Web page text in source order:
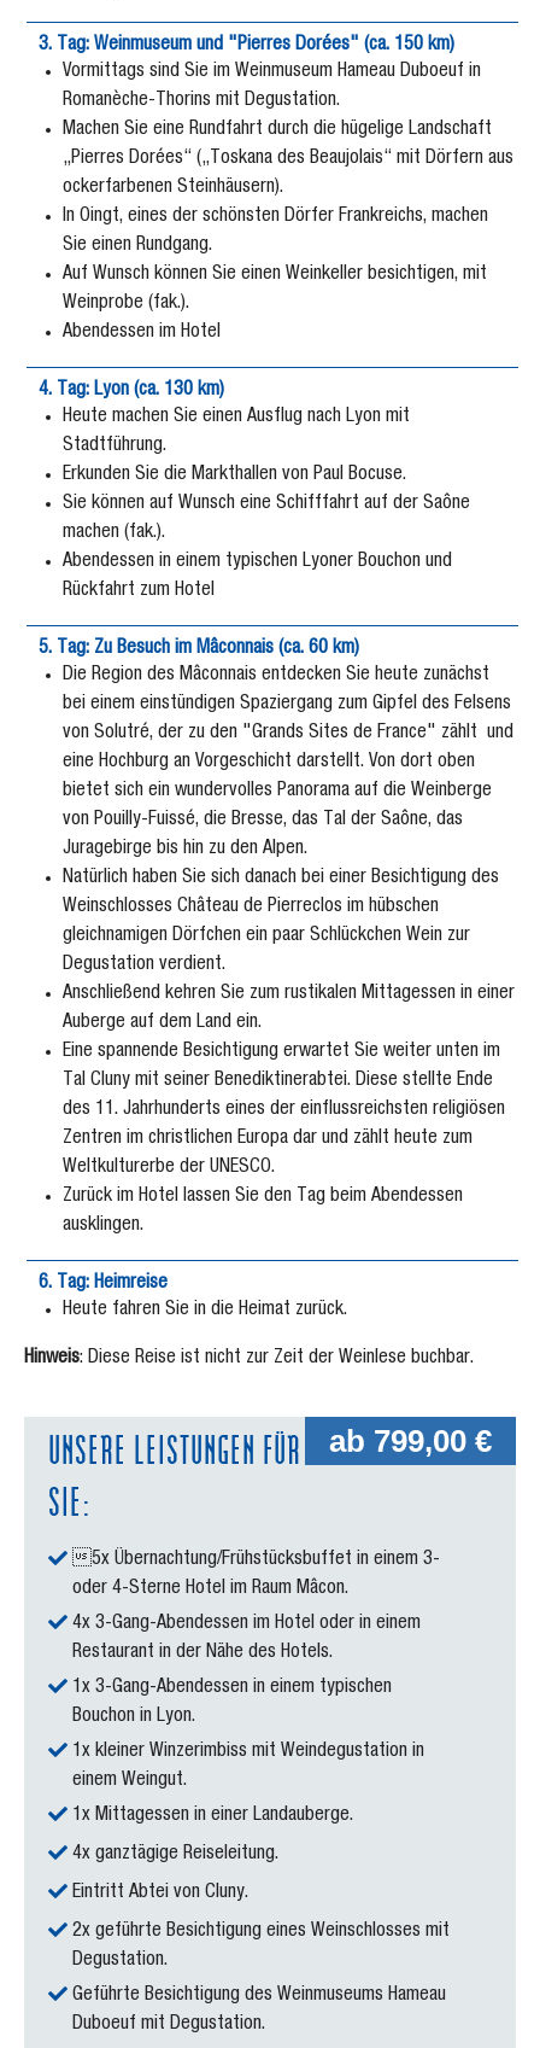
3. Tag: Weinmuseum und "Pierres Dorées" (ca. 150 km)
Vormittags sind Sie im Weinmuseum Hameau Duboeuf in
Romanèche-Thorins mit Degustation.
Machen Sie eine Rundfahrt durch die hügelige Landschaft
„Pierres Dorées“ („Toskana des Beaujolais“ mit Dörfern aus
ockerfarbenen Steinhäusern).
In Oingt, eines der schönsten Dörfer Frankreichs, machen
Sie einen Rundgang.
Auf Wunsch können Sie einen Weinkeller besichtigen, mit
Weinprobe (fak.).
Abendessen im Hotel
4. Tag: Lyon (ca. 130 km)
Heute machen Sie einen Ausflug nach Lyon mit
Stadtführung.
Erkunden Sie die Markthallen von Paul Bocuse.
Sie können auf Wunsch eine Schifffahrt auf der Saône
machen (fak.).
Abendessen in einem typischen Lyoner Bouchon und
Rückfahrt zum Hotel
5. Tag: Zu Besuch im Mâconnais (ca. 60 km)
Die Region des Mâconnais entdecken Sie heute zunächst
bei einem einstündigen Spaziergang zum Gipfel des Felsens
von Solutré, der zu den "Grands Sites de France" zählt und
eine Hochburg an Vorgeschicht darstellt. Von dort oben
bietet sich ein wundervolles Panorama auf die Weinberge
von Pouilly-Fuissé, die Bresse, das Tal der Saône, das
Juragebirge bis hin zu den Alpen.
Natürlich haben Sie sich danach bei einer Besichtigung des
Weinschlosses Château de Pierreclos im hübschen
gleichnamigen Dörfchen ein paar Schlückchen Wein zur
Degustation verdient.
Anschließend kehren Sie zum rustikalen Mittagessen in einer
Auberge auf dem Land ein.
Eine spannende Besichtigung erwartet Sie weiter unten im
Tal Cluny mit seiner Benediktinerabtei. Diese stellte Ende
des 11. Jahrhunderts eines der einflussreichsten religiösen
Zentren im christlichen Europa dar und zählt heute zum
Weltkulturerbe der UNESCO.
Zurück im Hotel lassen Sie den Tag beim Abendessen
ausklingen.
6. Tag: Heimreise
Heute fahren Sie in die Heimat zurück.
Hinweis: Diese Reise ist nicht zur Zeit der Weinlese buchbar.
ab 799,00 €
UNSERE LEISTUNGEN FÜR
SIE:
5x Übernachtung/Frühstücksbuffet in einem 3-
oder 4-Sterne Hotel im Raum Mâcon.
4x 3-Gang-Abendessen im Hotel oder in einem
Restaurant in der Nähe des Hotels.
1x 3-Gang-Abendessen in einem typischen
Bouchon in Lyon.
1x kleiner Winzerimbiss mit Weindegustation in
einem Weingut.
1x Mittagessen in einer Landauberge.
4x ganztägige Reiseleitung.
Eintritt Abtei von Cluny.
2x geführte Besichtigung eines Weinschlosses mit
Degustation.
Geführte Besichtigung des Weinmuseums Hameau
Duboeuf mit Degustation.